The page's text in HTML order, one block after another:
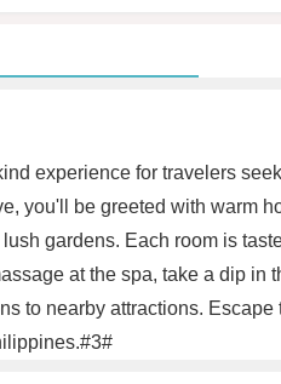
experience for travelers
you'll be greeted with warm
gardens. Each room is
at the spa, take a dip
to nearby attractions.